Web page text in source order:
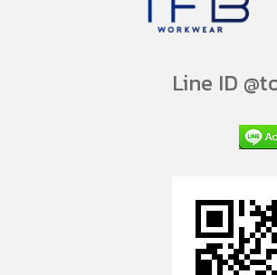
Line ID